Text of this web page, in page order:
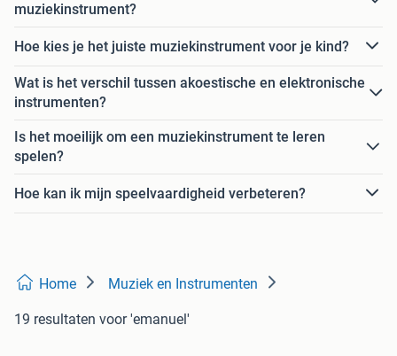
muziekinstrument?
Hoe kies je het juiste muziekinstrument voor je kind?
Wat is het verschil tussen akoestische en elektronische
instrumenten?
Is het moeilijk om een muziekinstrument te leren
spelen?
Hoe kan ik mijn speelvaardigheid verbeteren?
Home Muziek en Instrumenten
19 resultaten voor 'emanuel'